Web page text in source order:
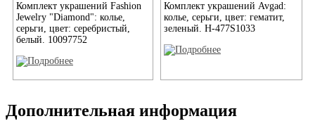
Комплект украшений Fashion
Jewelry "Diamond": колье,
серьги, цвет: серебристый,
белый. 10097752
Комплект украшений Avgad:
колье, серьги, цвет: гематит,
зеленый. H-477S1033
Дополнительная информация